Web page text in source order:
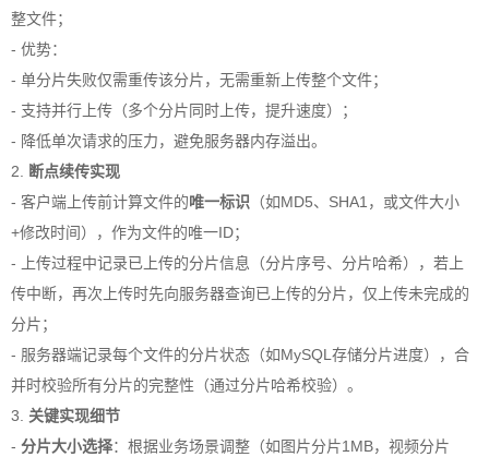
整文件；
- 优势：
- 单分片失败仅需重传该分片，无需重新上传整个文件；
- 支持并行上传（多个分片同时上传，提升速度）；
- 降低单次请求的压力，避免服务器内存溢出。
2.
断点续传实现
- 客户端上传前计算文件的唯一标识 （如MD5、SHA1，或文件大小
+修改时间），作为文件的唯一ID；
- 上传过程中记录已上传的分片信息（分片序号、分片哈希），若上
传中断，再次上传时先向服务器查询已上传的分片，仅上传未完成的
分片；
- 服务器端记录每个文件的分片状态（如MySQL存储分片进度），合
并时校验所有分片的完整性（通过分片哈希校验）。
3. 关键实现细节
- 分片大小选择：根据业务场景调整（如图片分片1MB，视频分片